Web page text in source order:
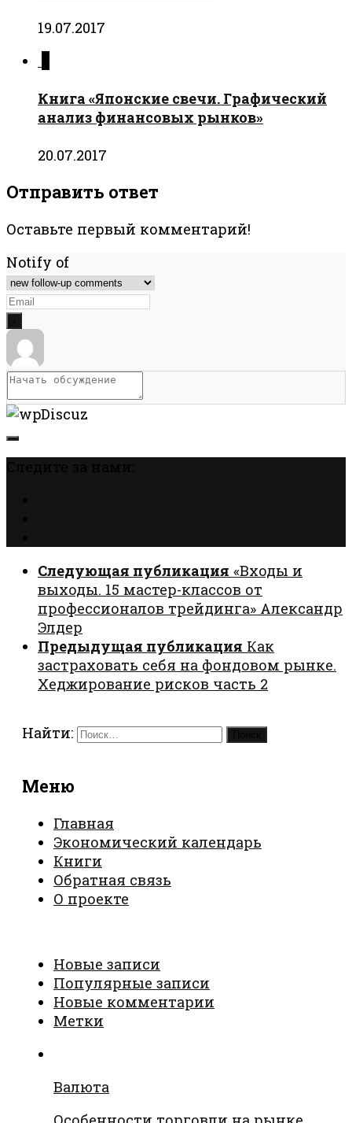
19.07.2017
Книга «Японские свечи. Графический
анализ финансовых рынков»
20.07.2017
Отправить ответ
Оставьте первый комментарий!
Notify of
Следующая публикация «Входы и
выходы. 15 мастер-классов от
профессионалов трейдинга» Александр
Элдер
Предыдущая публикация Как
застраховать себя на фондовом рынке.
Хеджирование рисков часть 2
Найти:
Меню
Главная
Экономический календарь
Книги
Обратная связь
О проекте
Новые записи
Популярные записи
Новые комментарии
Метки
Валюта